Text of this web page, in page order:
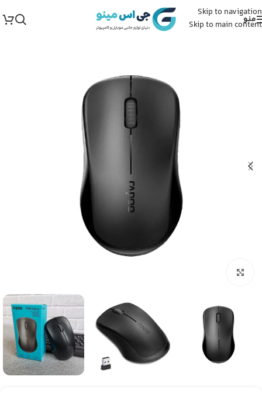
Skip to navigation
Skip to main content
منو